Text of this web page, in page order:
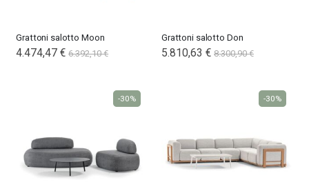
Grattoni salotto Moon
Special
Price
4.474,47 € 6.392,10 €
Grattoni salotto Don
5.810,63 € 8.300,90 €
-30% -30%